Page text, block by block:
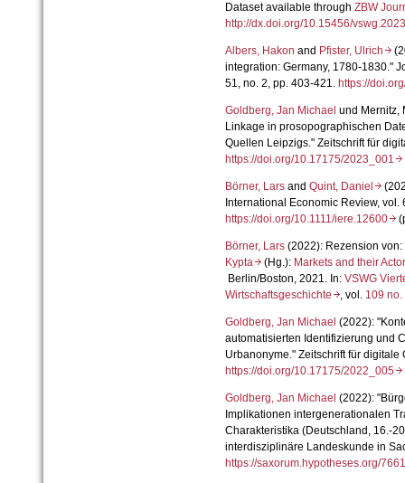
Dataset available through ZBW
http://dx.doi.org/10.15456/
Albers, Hakon and Pfister, Ulrich
integration: Germany, 1780-1830."
51, no. 2, pp. 403-421. https://
Goldberg, Jan Michael und Mernitz,
Linkage in prosopographischen
Quellen Leipzigs." Zeitschrift für
https://doi.org/10.17175/2023_001
Börner, Larsand Quint, Daniel
International Economic Review, vol.
https://doi.org/10.1111/iere.12600
Börner, Lars(2022): Rezension von:
Kypta(Hg.): Markets and their
Berlin/Boston, 2021. In: VSWG
Wirtschaftsgeschichte, vol. 109
Goldberg, Jan Michael (2022):
automatisierten Identifizierung und
Urbanonyme." Zeitschrift für digitale
https://doi.org/10.17175/2022_005
Goldberg, Jan Michael (2022):
Implikationen intergenerationalen
Charakteristika (Deutschland, 16.-
interdisziplinäre Landeskunde in
https://saxorum.hypotheses.org/